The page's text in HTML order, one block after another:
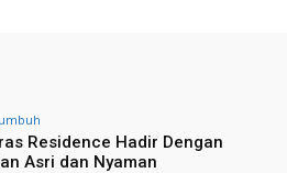
Residence Hadir Dengan
Asri dan Nyaman